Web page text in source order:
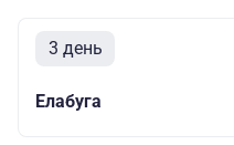
3 день
Елабуга